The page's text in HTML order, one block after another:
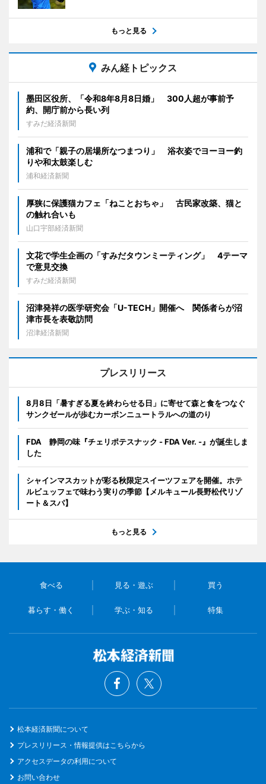
もっと見る
みん経トピックス
墨田区役所、「令和8年8月8日婚」 300人超が事前予
約、開庁前から長い列
すみだ経済新聞
浦和で「親子の居場所なつまつり」 浴衣姿でヨーヨー釣
りや和太鼓楽しむ
浦和経済新聞
厚狭に保護猫カフェ「ねことおちゃ」 古民家改築、猫と
の触れ合いも
山口宇部経済新聞
文花で学生企画の「すみだタウンミーティング」 4テーマ
で意見交換
すみだ経済新聞
沼津発祥の医学研究会「U-TECH」開催へ 関係者らが沼
津市長を表敬訪問
沼津経済新聞
プレスリリース
8月8日「暑すぎる夏を終わらせる日」に寄せて森と食をつなぐ
サンクゼールが歩むカーボンニュートラルへの道のり
FDA 静岡の味『チェリポテスナック - FDA Ver. -』が誕生しま
した
シャインマスカットが彩る秋限定スイーツフェアを開催。ホテ
ルビュッフェで味わう実りの季節【メルキュール長野松代リゾ
ート＆スパ】
もっと見る
食べる 見る・遊ぶ 買う
暮らす・働く 学ぶ・知る 特集
松本経済新聞について
プレスリリース・情報提供はこちらから
アクセスデータの利用について
お問い合わせ